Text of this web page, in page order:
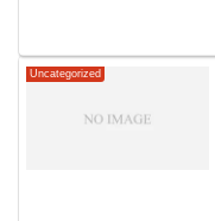
Uncategorized